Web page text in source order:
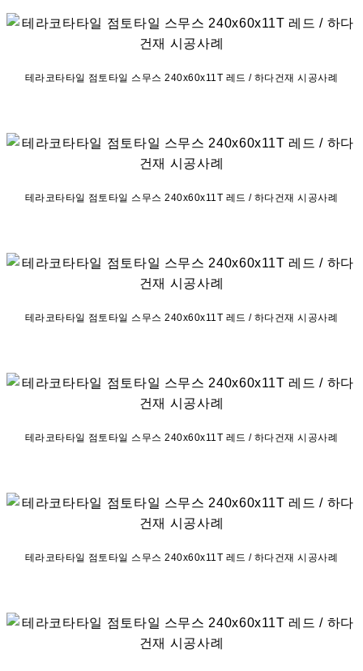
테라코타타일 점토타일 스무스 240x60x11T 레드 / 하다건재 시공사례
테라코타타일 점토타일 스무스 240x60x11T 레드 / 하다건재 시공사례
테라코타타일 점토타일 스무스 240x60x11T 레드 / 하다건재 시공사례
테라코타타일 점토타일 스무스 240x60x11T 레드 / 하다건재 시공사례
테라코타타일 점토타일 스무스 240x60x11T 레드 / 하다건재 시공사례